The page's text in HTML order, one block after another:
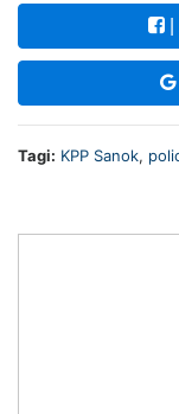
Tagi: KPP Sanok,